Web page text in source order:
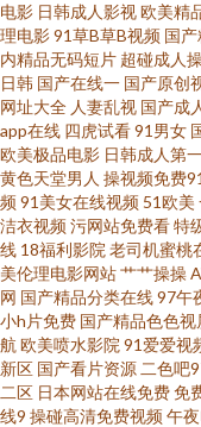
日韩轮乱五区 ts性爱视频
国产成人 午夜成人手机视
国产精品九九久久 成人自
东方av 无码中文字幕乱 国
性爱福利影视足交 五月天
视先锋高加勒比av 人妖自
做爱TS 91制片aⅴ 91白丝
电影 日韩成人影视欧美精
理电影91草B草B视频 国
内精品无码短片 超碰成人
日韩 国产在线一 国产原创
网址大全 人妻乱视 国产成
app在线 四虎试看91男女
欧美极品电影 日韩成人第
黄色天堂男人 操视频免费91
频91美女在线视频 51欧美
洁衣视频污网站免费看特
线 18福利影院 老司机蜜桃
美伦理电影网站艹艹操操
网 国产精品分类在线97午
小h片免费 国产精品色色视
航 欧美喷水影院 91爱爱视
新区 国产看片资源 二色吧
二区 日本网站在线免费免
线9 操碰高清免费视频午